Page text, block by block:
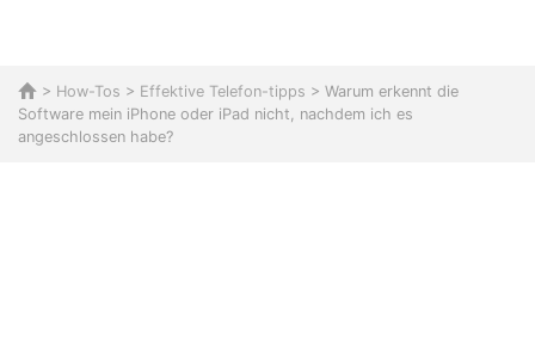
> How-Tos > Effektive Telefon-tipps > Warum erkennt die
Software mein iPhone oder iPad nicht, nachdem ich es
angeschlossen habe?